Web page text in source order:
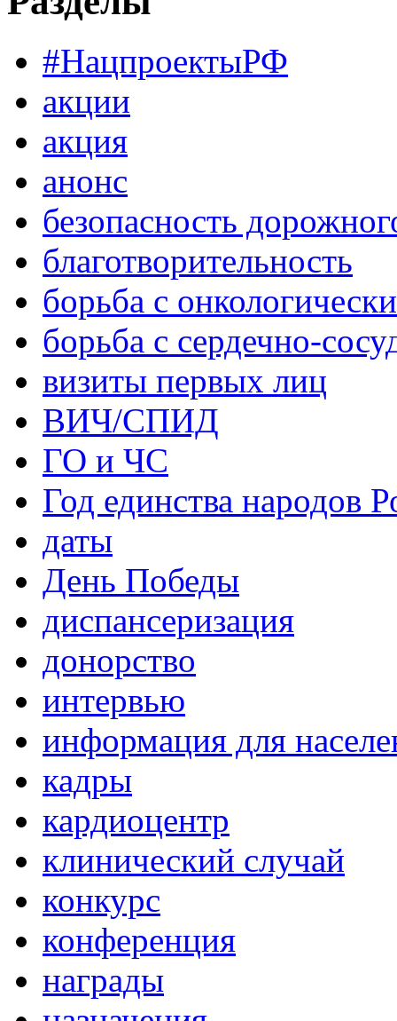
#НацпроектыРФ
акции
акция
анонс
безопасность
благотворительность
борьба с
борьба с сердечно-
визиты первых лиц
ВИЧ/СПИД
ГО и ЧС
Год единства народов
даты
День Победы
диспансеризация
донорство
интервью
информация для
кадры
кардиоцентр
клинический случай
конкурс
конференция
награды